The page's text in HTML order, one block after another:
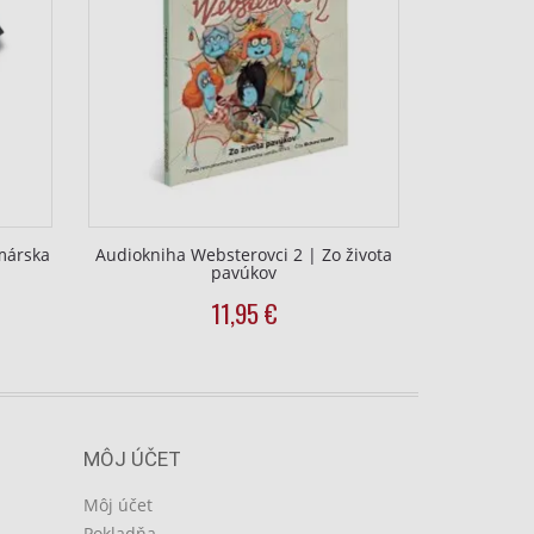
Audiokniha Websterovci 2 | Zo života
pavúkov
11,95€
MÔJ ÚČET
Môj účet